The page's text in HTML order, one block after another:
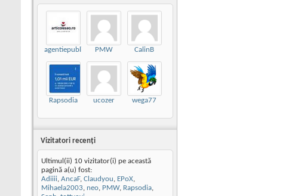
agentiepublicitatePMW CalinB
Rapsodia ucozer wega77
Vizitatori recenţi
Ultimul(ii) 10 vizitator(i) pe această
pagină a(u) fost:
Adiiii, AncaF, Claudyou, EPoX,
Mihaela2003, neo, PMW, Rapsodia,